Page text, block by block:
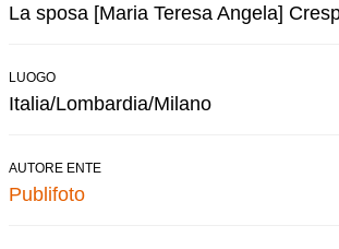
La sposa [Maria Teresa Angela]
LUOGO
Italia/Lombardia/Milano
AUTORE ENTE
Publifoto